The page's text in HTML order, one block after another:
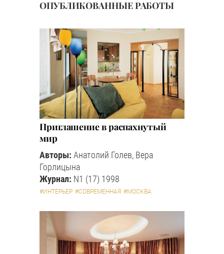
ОПУБЛИКОВАННЫЕ РАБОТЫ
Приглашение в распахнутый
мир
Авторы: Анатолий Голев, Вера
Горлицына
Журнал: N1 (17) 1998
#ИНТЕРЬЕР #СОВРЕМЕННАЯ #МОСКВА